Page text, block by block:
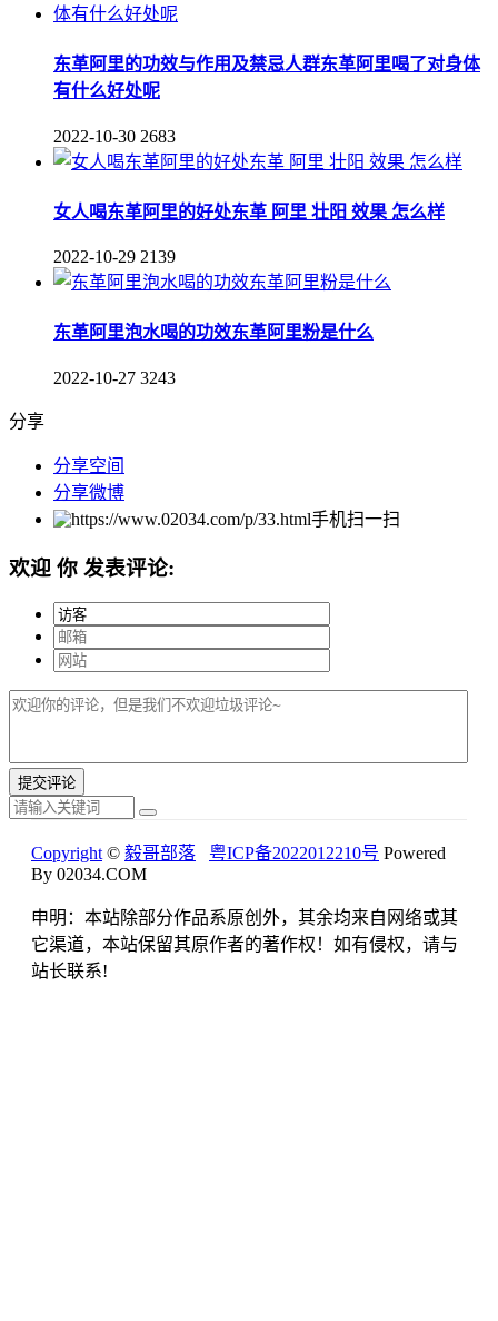
东革阿里的功效与作用及禁忌人群东革阿里喝了对身体
有什么好处呢
2022-10-30 2683
女人喝东革阿里的好处东革 阿里 壮阳 效果 怎么样
2022-10-29 2139
东革阿里泡水喝的功效东革阿里粉是什么
2022-10-27 3243
分享
分享空间
分享微博
手机扫一扫
欢迎 你 发表评论:
Copyright © 毅哥部落 粤ICP备2022012210号 Powered
By 02034.COM
申明：本站除部分作品系原创外，其余均来自网络或其
它渠道，本站保留其原作者的著作权！如有侵权，请与
站长联系!